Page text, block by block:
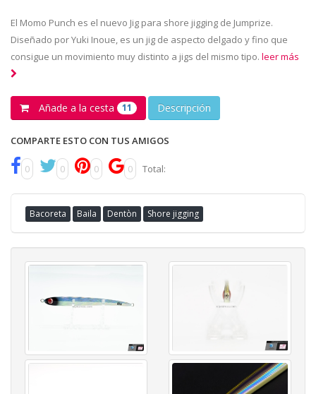
El Momo Punch es el nuevo Jig para shore jigging de Jumprize.
Diseñado por Yuki Inoue, es un jig de aspecto delgado y fino que
consigue un movimiento muy distinto a jigs del mismo tipo. leer más
Añade a la cesta 11 Descripción
COMPARTE ESTO CON TUS AMIGOS
0 0 0 0 Total:
Bacoreta Baila Dentòn Shore jigging